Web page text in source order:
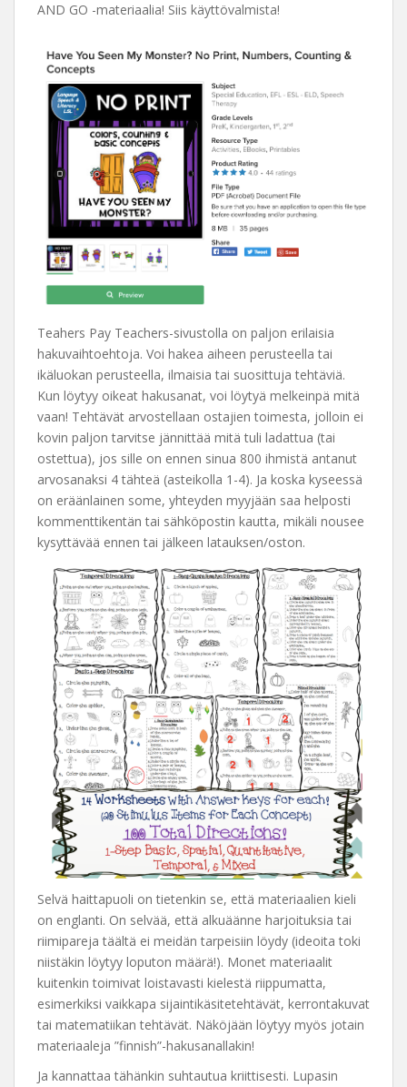
AND GO -materiaalia! Siis käyttövalmista!
Teahers Pay Teachers-sivustolla on paljon erilaisia
hakuvaihtoehtoja. Voi hakea aiheen perusteella tai
ikäluokan perusteella, ilmaisia tai suosittuja tehtäviä.
Kun löytyy oikeat hakusanat, voi löytyä melkeinpä mitä
vaan! Tehtävät arvostellaan ostajien toimesta, jolloin ei
kovin paljon tarvitse jännittää mitä tuli ladattua (tai
ostettua), jos sille on ennen sinua 800 ihmistä antanut
arvosanaksi 4 tähteä (asteikolla 1-4). Ja koska kyseessä
on eräänlainen some, yhteyden myyjään saa helposti
kommenttikentän tai sähköpostin kautta, mikäli nousee
kysyttävää ennen tai jälkeen latauksen/oston.
Selvä haittapuoli on tietenkin se, että materiaalien kieli
on englanti. On selvää, että alkuäänne harjoituksia tai
riimipareja täältä ei meidän tarpeisiin löydy (ideoita toki
niistäkin löytyy loputon määrä!). Monet materiaalit
kuitenkin toimivat loistavasti kielestä riippumatta,
esimerkiksi vaikkapa sijaintikäsitetehtävät, kerrontakuvat
tai matematiikan tehtävät. Näköjään löytyy myös jotain
materiaaleja ”finnish”-hakusanallakin!
Ja kannattaa tähänkin suhtautua kriittisesti. Lupasin